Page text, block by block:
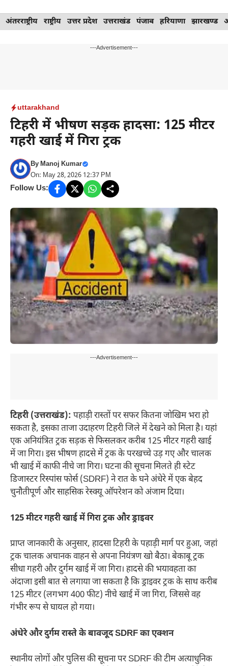
Skip
to
अंतरराष्ट्रीय राष्ट्रीय उत्तर प्रदेश उत्तराखंड पंजाब हरियाणा झारखण्ड
---Advertisement---
uttarakhand
टिहरी में भीषण सड़क हादसा: 125 मीटर
गहरी खाई में गिरा ट्रक
ByManoj Kumar
On: May 28, 2026 12:37 PM
Follow Us:
---Advertisement---
टिहरी (उत्तराखंड): पहाड़ी रास्तों पर सफर कितना जोखिम भरा हो
सकता है, इसका ताजा उदाहरण टिहरी जिले में देखने को मिला है। यहां
एक अनियंत्रित ट्रक सड़क से फिसलकर करीब 125 मीटर गहरी खाई
में जा गिरा। इस भीषण हादसे में ट्रक के परखच्चे उड़ गए और चालक
भी खाई में काफी नीचे जा गिरा। घटना की सूचना मिलते ही स्टेट
डिजास्टर रिस्पांस फोर्स (SDRF) ने रात के घने अंधेरे में एक बेहद
चुनौतीपूर्ण और साहसिक रेस्क्यू ऑपरेशन को अंजाम दिया।
125 मीटर गहरी खाई में गिरा ट्रक और ड्राइवर
प्राप्त जानकारी के अनुसार, हादसा टिहरी के पहाड़ी मार्ग पर हुआ, जहां
ट्रक चालक अचानक वाहन से अपना नियंत्रण खो बैठा। बेकाबू ट्रक
सीधा गहरी और दुर्गम खाई में जा गिरा। हादसे की भयावहता का
अंदाजा इसी बात से लगाया जा सकता है कि ड्राइवर ट्रक के साथ करीब
125 मीटर (लगभग 400 फीट) नीचे खाई में जा गिरा, जिससे वह
गंभीर रूप से घायल हो गया।
अंधेरे और दुर्गम रास्ते के बावजूद SDRF का एक्शन
स्थानीय लोगों और पुलिस की सूचना पर SDRF की टीम अत्याधुनिक